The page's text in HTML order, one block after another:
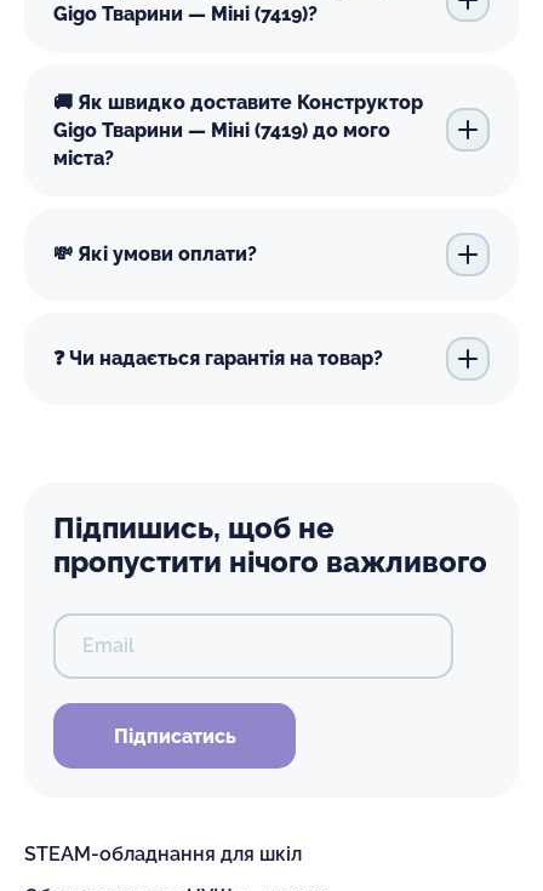
Gigo Тварини — Міні (7419)?
🚚 Як швидко доставите Конструктор
Gigo Тварини — Міні (7419) до мого
міста?
💸 Які умови оплати?
❓ Чи надається гарантія на товар?
Підпишись, щоб не
пропустити нічого важливого
Email
Підписатись
STEAM-обладнання для шкіл